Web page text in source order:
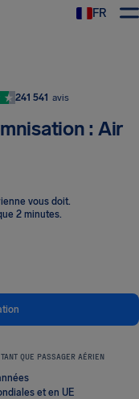
FR
241 541 avis
: Air
vous doit.
2 minutes.
QUE PASSAGER AÉRIEN
et en UE